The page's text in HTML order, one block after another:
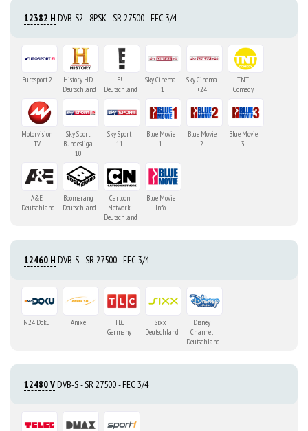
12382 H DVB-S2 - 8PSK - SR 27500 - FEC 3/4
Eurosport 2
History HD
Deutschland
E!
Deutschland
Sky Cinema
+1
Sky Cinema
+24
TNT
Comedy
Motorvision
TV
Sky Sport
Bundesliga
10
Sky Sport
11
Blue Movie
1
Blue Movie
2
Blue Movie
3
A&E
Deutschland
Boomerang
Deutschland
Cartoon
Network
Deutschland
Blue Movie
Info
12460 H DVB-S - SR 27500 - FEC 3/4
N24 Doku Anixe
TLC
Germany
Sixx
Deutschland
Disney
Channel
Deutschland
12480 VDVB-S - SR 27500 - FEC 3/4